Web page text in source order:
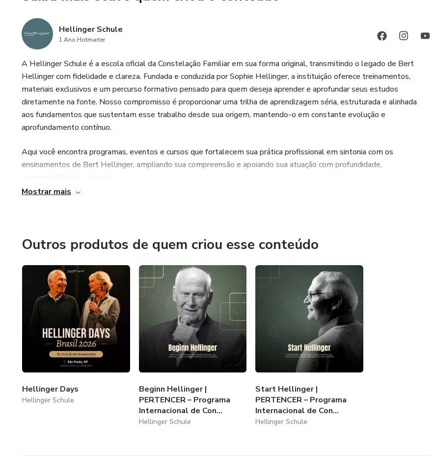
Hellinger Schule
1 Ano Hotmarter
A Hellinger Schule é a escola oficial da Constelação Familiar em sua forma original, transmitindo o legado de Bert
Hellinger com fidelidade e clareza. Fundada e conduzida por Sophie Hellinger, a instituição oferece treinamentos,
materiais exclusivos e um percurso formativo pensado para quem deseja aprender e aprofundar seus estudos
diretamente na fonte. Nosso compromisso é proporcionar uma trilha de aprendizagem séria, estruturada e alinhada
aos fundamentos que sustentam esse trabalho desde sua origem, mantendo-o em constante evolução e
aprofundamento contínuo.
Aqui você encontra programas, eventos e cursos que fortalecem sua prática profissional em sintonia com os
ensinamentos de Bert Hellinger, ampliando sua compreensão e apoiando sua atuação com profundidade,
responsabilidade e clareza.
Mostrar mais
Outros produtos de quem criou esse conteúdo
Hellinger Days
Hellinger Schule
Beginn Hellinger |
PERTENCER – Programa
Internacional de Con...
Hellinger Schule
Start Hellinger |
PERTENCER – Programa
Internacional de Con...
Hellinger Schule